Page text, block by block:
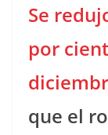
Se
por
que el